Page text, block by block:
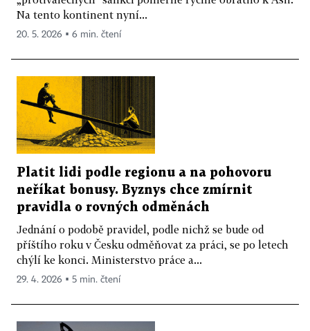
Na tento kontinent nyní...
20. 5. 2026 ▪ 6 min. čtení
Platit lidi podle regionu a na pohovoru
neříkat bonusy. Byznys chce zmírnit
pravidla o rovných odměnách
Jednání o podobě pravidel, podle nichž se bude od
příštího roku v Česku odměňovat za práci, se po letech
chýlí ke konci. Ministerstvo práce a...
29. 4. 2026 ▪ 5 min. čtení